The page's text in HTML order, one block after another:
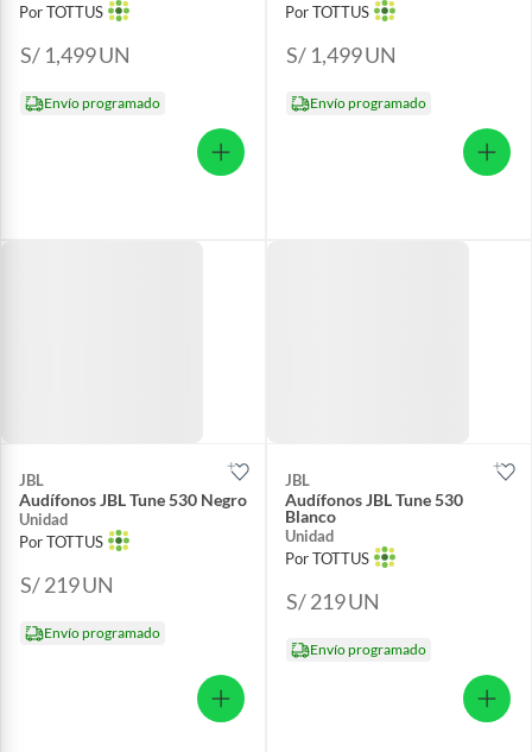
Por TOTTUS
S/ 1,499UN
Envío programado
Por TOTTUS
S/ 1,499UN
Envío programado
JBL
Audífonos JBL Tune 530 Negro
Unidad
Por TOTTUS
S/ 219UN
Envío programado
JBL
Audífonos JBL Tune 530
Blanco
Unidad
Por TOTTUS
S/ 219UN
Envío programado